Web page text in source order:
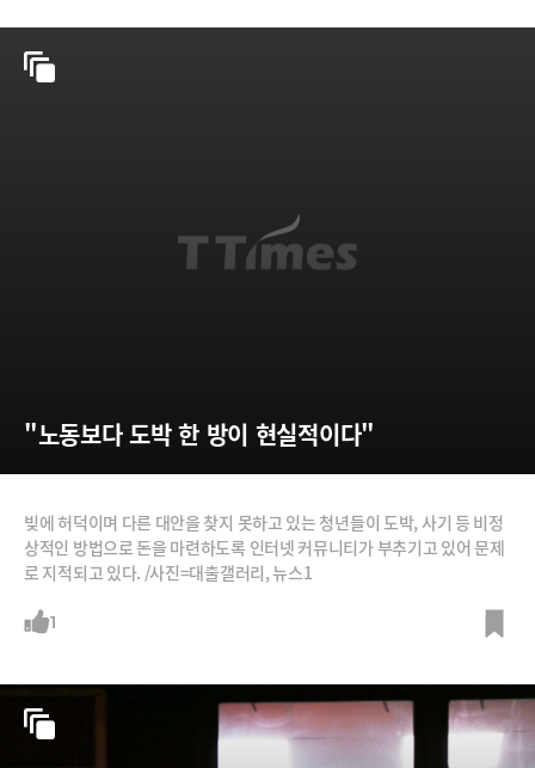
"노동보다 도박 한 방이 현실적이다"
빚에 허덕이며 다른 대안을 찾지 못하고 있는 청년들이 도박, 사기 등 비정
상적인 방법으로 돈을 마련하도록 인터넷 커뮤니티가 부추기고 있어 문제
로 지적되고 있다. /사진=대출갤러리, 뉴스1
1